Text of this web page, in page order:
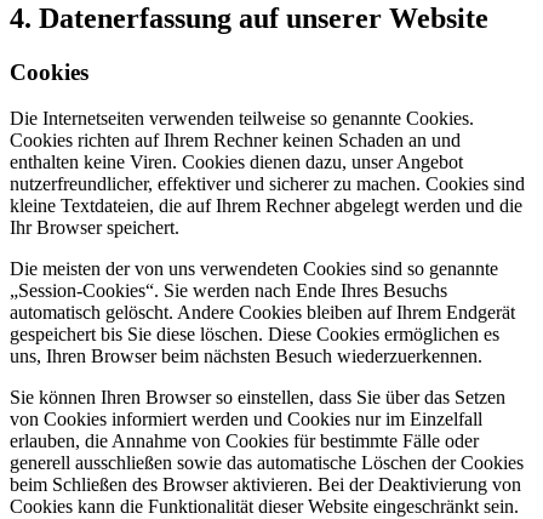
4. Datenerfassung auf unserer Website
Cookies
Die Internetseiten verwenden teilweise so genannte Cookies.
Cookies richten auf Ihrem Rechner keinen Schaden an und
enthalten keine Viren. Cookies dienen dazu, unser Angebot
nutzerfreundlicher, effektiver und sicherer zu machen. Cookies sind
kleine Textdateien, die auf Ihrem Rechner abgelegt werden und die
Ihr Browser speichert.
Die meisten der von uns verwendeten Cookies sind so genannte
„Session-Cookies“. Sie werden nach Ende Ihres Besuchs
automatisch gelöscht. Andere Cookies bleiben auf Ihrem Endgerät
gespeichert bis Sie diese löschen. Diese Cookies ermöglichen es
uns, Ihren Browser beim nächsten Besuch wiederzuerkennen.
Sie können Ihren Browser so einstellen, dass Sie über das Setzen
von Cookies informiert werden und Cookies nur im Einzelfall
erlauben, die Annahme von Cookies für bestimmte Fälle oder
generell ausschließen sowie das automatische Löschen der Cookies
beim Schließen des Browser aktivieren. Bei der Deaktivierung von
Cookies kann die Funktionalität dieser Website eingeschränkt sein.